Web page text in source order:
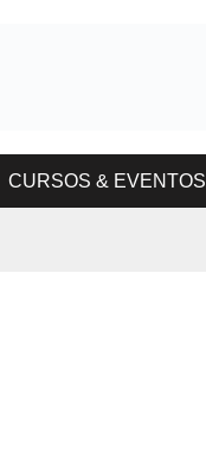
CURSOS & EVENTOS